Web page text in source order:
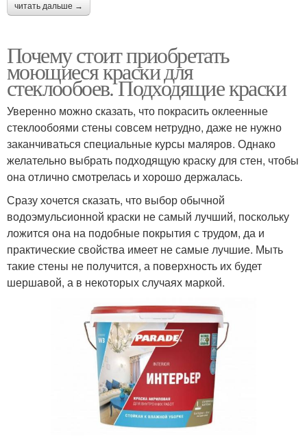
читать дальше →
Почему стоит приобретать
моющиеся краски для
стеклообоев. Подходящие краски
Уверенно можно сказать, что покрасить оклеенные
стеклообоями стены совсем нетрудно, даже не нужно
заканчиваться специальные курсы маляров. Однако
желательно выбрать подходящую краску для стен, чтобы
она отлично смотрелась и хорошо держалась.
Сразу хочется сказать, что выбор обычной
водоэмульсионной краски не самый лучший, поскольку
ложится она на подобные покрытия с трудом, да и
практические свойства имеет не самые лучшие. Мыть
такие стены не получится, а поверхность их будет
шершавой, а в некоторых случаях маркой.